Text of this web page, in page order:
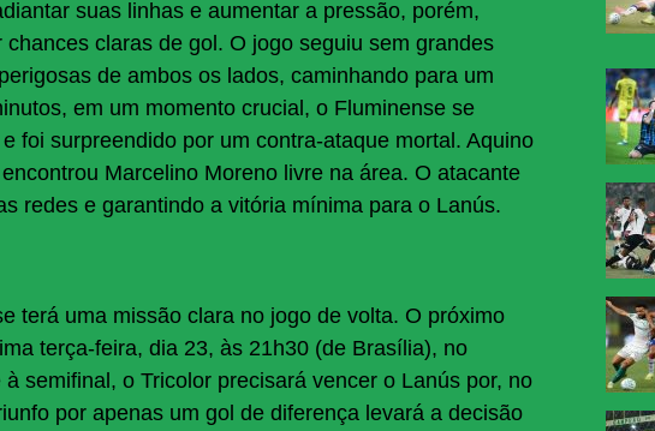
suas linhas e aumentar a pressão, porém,
claras de gol. O jogo seguiu sem grandes
de ambos os lados, caminhando para um
em um momento crucial, o Fluminense se
foi surpreendido por um contra-ataque mortal. Aquino
Marcelino Moreno livre na área. O atacante
redes e garantindo a vitória mínima para o Lanús.
terá uma missão clara no jogo de volta. O próximo
terça-feira, dia 23, às 21h30 (de Brasília), no
semifinal, o Tricolor precisará vencer o Lanús por, no
por apenas um gol de diferença levará a decisão